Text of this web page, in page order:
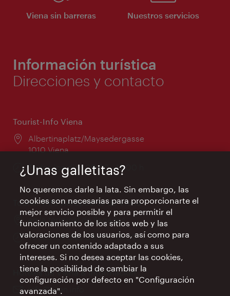
Viena sin barreras Nuestros servicios
Información turística
Direcciones y contacto
Tourist-Info Viena
Lugar:
Albertinaplatz/Maysedergasse
1010 Viena
Horarios
apertura:
Todos los días 09:00 - 18:00 h
Tourist-Info Aeropuerto de Viena
Lugar:
en la terminal de llegadas
Horarios
de
apertura:
Todos los días 09:00 - 18:00 h
Hoteles de Viena & información
e-
info@wien.info
¿Unas galletitas?
No queremos darle la lata. Sin embargo, las
cookies son necesarias para proporcionarte el
mejor servicio posible y para permitir el
funcionamiento de los sitios web y las
valoraciones de los usuarios, así como para
ofrecer un contenido adaptado a sus
intereses. Si no desea aceptar las cookies,
tiene la posibilidad de cambiar la
configuración por defecto en "Configuración
avanzada".